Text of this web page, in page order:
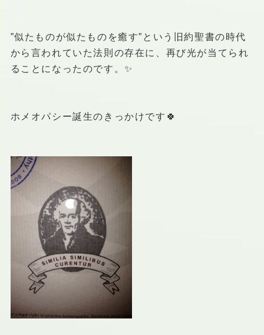
”似たものが似たものを癒す”という旧約聖書の時代
から言われていた法則の存在に、再び光が当てられ
ることになったのです。✨
ホメオパシー誕生のきっかけです🍀